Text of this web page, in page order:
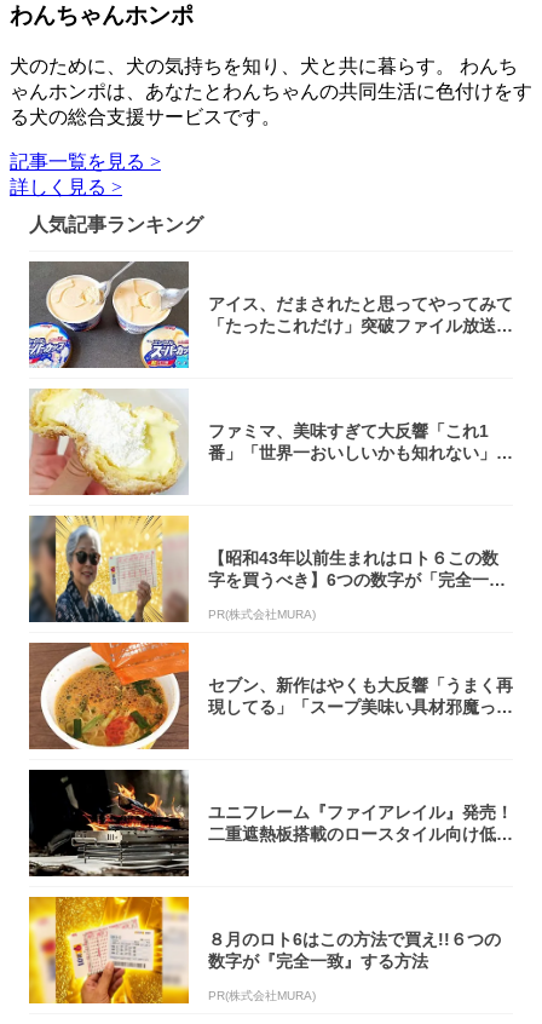
わんちゃんホンポ
犬のために、犬の気持ちを知り、犬と共に暮らす。 わんち
ゃんホンポは、あなたとわんちゃんの共同生活に色付けをす
る犬の総合支援サービスです。
記事一覧を見る >
詳しく見る >
人気記事ランキング
アイス、だまされたと思ってやってみて
「たったこれだけ」突破ファイル放送で
ファミマ、美味すぎて大反響「これ1
番」「世界一おいしいかも知れない」
【昭和43年以前生まれはロト６この数
字を買うべき】6つの数字が「完全一
PR(株式会社MURA)
セブン、新作はやくも大反響「うまく再
現してる」「スープ美味い具材邪魔って
ユニフレーム『ファイアレイル』発売！
二重遮熱板搭載のロースタイル向け低型
８月のロト6はこの方法で買え!!６つの
数字が『完全一致』する方法
PR(株式会社MURA)